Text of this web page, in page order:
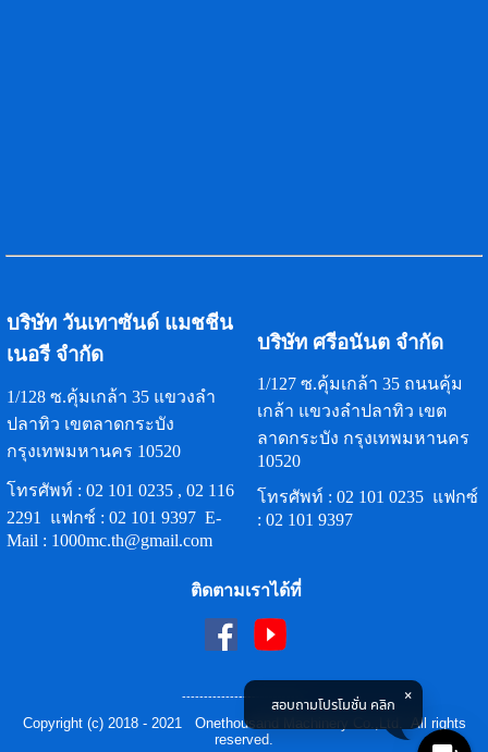
บริษัท วันเทาซันด์ แมชชีน
เนอรี จำกัด
1/128 ซ.คุ้มเกล้า 35 แขวงลำ
ปลาทิว เขตลาดกระบัง
กรุงเทพมหานคร 10520
โทรศัพท์ : 02 101 0235 , 02 116
2291
แฟกซ์ : 02 101 9397 E-
Mail : 1000mc.th@gmail.com
บริษัท ศรีอนันต จำกัด
1/127 ซ.คุ้มเกล้า 35 ถนนคุ้ม
เกล้า แขวงลำปลาทิว เขต
ลาดกระบัง กรุงเทพมหานคร
10520
โทรศัพท์ : 02 101 0235 แฟกซ์
: 02 101 9397
ติดตามเราได้ที่
----------------------------
Copyright (c) 2018 - 2021 Onethousand Machinery Co.,Ltd. All rights
reserved.
สอบถามโปรโมชั่น คลิก